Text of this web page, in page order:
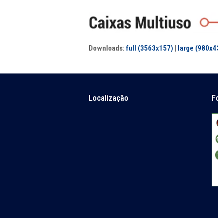
Downloads: full (3563x157) | large
Localização